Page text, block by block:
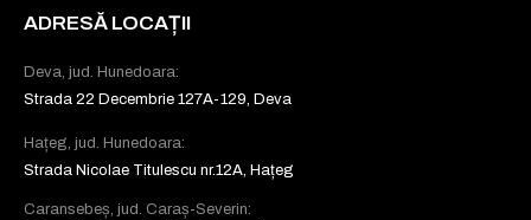
ADRESĂ LOCAȚII
Deva, jud. Hunedoara:
Strada 22 Decembrie 127A-129, Deva
Hațeg, jud. Hunedoara:
Strada Nicolae Titulescu nr.12A, Hațeg
Caransebeș, jud. Caraș-Severin: